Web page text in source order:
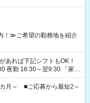
！≫ご希望の勤務地を紹介
16:30～翌9:30 「家族
て夕飯の準備がしたい」
、ご希望を教えてください
カ月～ ■ご応募から最短2～